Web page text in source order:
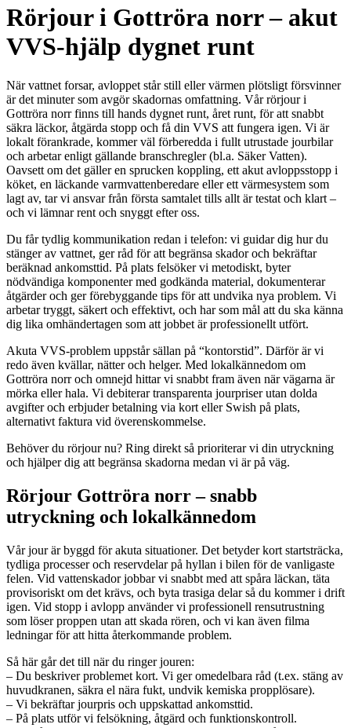
Rörjour i Gottröra norr – akut
VVS-hjälp dygnet runt
När vattnet forsar, avloppet står still eller värmen plötsligt försvinner
är det minuter som avgör skadornas omfattning. Vår rörjour i
Gottröra norr finns till hands dygnet runt, året runt, för att snabbt
säkra läckor, åtgärda stopp och få din VVS att fungera igen. Vi är
lokalt förankrade, kommer väl förberedda i fullt utrustade jourbilar
och arbetar enligt gällande branschregler (bl.a. Säker Vatten).
Oavsett om det gäller en sprucken koppling, ett akut avloppsstopp i
köket, en läckande varmvattenberedare eller ett värmesystem som
lagt av, tar vi ansvar från första samtalet tills allt är testat och klart –
och vi lämnar rent och snyggt efter oss.
Du får tydlig kommunikation redan i telefon: vi guidar dig hur du
stänger av vattnet, ger råd för att begränsa skador och bekräftar
beräknad ankomsttid. På plats felsöker vi metodiskt, byter
nödvändiga komponenter med godkända material, dokumenterar
åtgärder och ger förebyggande tips för att undvika nya problem. Vi
arbetar tryggt, säkert och effektivt, och har som mål att du ska känna
dig lika omhändertagen som att jobbet är professionellt utfört.
Akuta VVS-problem uppstår sällan på “kontorstid”. Därför är vi
redo även kvällar, nätter och helger. Med lokalkännedom om
Gottröra norr och omnejd hittar vi snabbt fram även när vägarna är
mörka eller hala. Vi debiterar transparenta jourpriser utan dolda
avgifter och erbjuder betalning via kort eller Swish på plats,
alternativt faktura vid överenskommelse.
Behöver du rörjour nu? Ring direkt så prioriterar vi din utryckning
och hjälper dig att begränsa skadorna medan vi är på väg.
Rörjour Gottröra norr – snabb
utryckning och lokalkännedom
Vår jour är byggd för akuta situationer. Det betyder kort startsträcka,
tydliga processer och reservdelar på hyllan i bilen för de vanligaste
felen. Vid vattenskador jobbar vi snabbt med att spåra läckan, täta
provisoriskt om det krävs, och byta trasiga delar så du kommer i drift
igen. Vid stopp i avlopp använder vi professionell rensutrustning
som löser proppen utan att skada rören, och vi kan även filma
ledningar för att hitta återkommande problem.
Så här går det till när du ringer jouren:
– Du beskriver problemet kort. Vi ger omedelbara råd (t.ex. stäng av
huvudkranen, säkra el nära fukt, undvik kemiska propplösare).
– Vi bekräftar jourpris och uppskattad ankomsttid.
– På plats utför vi felsökning, åtgärd och funktionskontroll.